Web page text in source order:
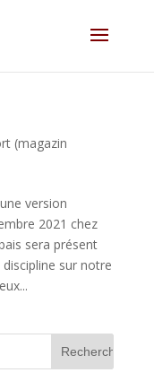
(magazin
version
2021 chez
sera présent
sur notre